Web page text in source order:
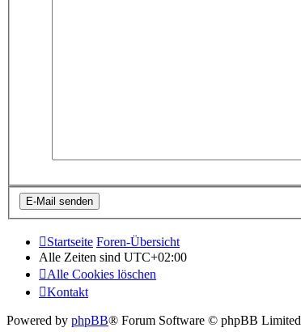
Startseite Foren-Übersicht
Alle Zeiten sind UTC+02:00
Alle Cookies löschen
Kontakt
Powered by phpBB® Forum Software © phpBB Limited